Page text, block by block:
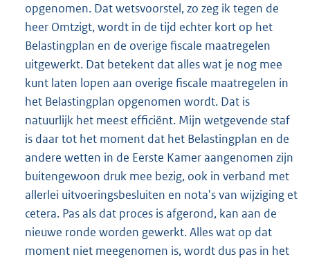
opgenomen. Dat wetsvoorstel, zo zeg ik tegen de
heer Omtzigt, wordt in de tijd echter kort op het
Belastingplan en de overige fiscale maatregelen
uitgewerkt. Dat betekent dat alles wat je nog mee
kunt laten lopen aan overige fiscale maatregelen in
het Belastingplan opgenomen wordt. Dat is
natuurlijk het meest efficiënt. Mijn wetgevende staf
is daar tot het moment dat het Belastingplan en de
andere wetten in de Eerste Kamer aangenomen zijn
buitengewoon druk mee bezig, ook in verband met
allerlei uitvoeringsbesluiten en nota's van wijziging et
cetera. Pas als dat proces is afgerond, kan aan de
nieuwe ronde worden gewerkt. Alles wat op dat
moment niet meegenomen is, wordt dus pas in het